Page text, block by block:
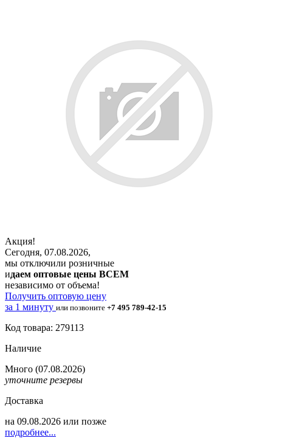
Акция!
Сегодня, 07.08.2026,
мы отключили розничные
идаем оптовые цены ВСЕМ
независимо от объема!
Получить оптовую цену
за 1 минуту или позвоните +7 495 789-42-15
Код товара: 279113
Наличие
Много (07.08.2026)
уточните резервы
Доставка
на 09.08.2026 или позже
подробнее...